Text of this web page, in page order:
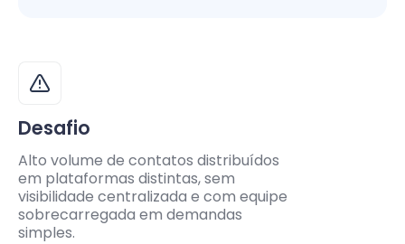
Desafio
Alto volume de contatos distribuídos
em plataformas distintas, sem
visibilidade centralizada e com equipe
sobrecarregada em demandas
simples.